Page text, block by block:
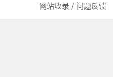
网站收录 / 问题反馈